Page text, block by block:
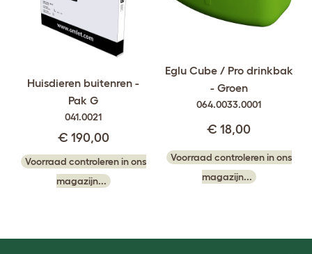
Huisdieren buitenren -
Pak G
041.0021
€ 190,00
Voorraad controleren in ons
magazijn...
Eglu Cube / Pro drinkbak
- Groen
064.0033.0001
€ 18,00
Voorraad controleren in ons
magazijn...